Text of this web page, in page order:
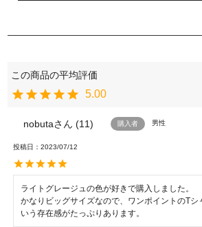
5.00
nobuta 11 購入者 男性
投稿日 2023/07/12
ライトグレージュの色が好きで購入しました。
かなりビッグサイズなので、ワンポイントのTシ
いう存在感がたっぷりあります。